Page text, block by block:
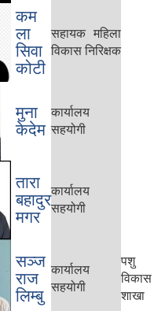
कम
ला
सिवा
कोटी
सहायक महिला
विकास निरिक्षक
मुना
केदेम
कार्यालय
सहयोगी
तारा
बहादुर
मगर
कार्यालय
सहयोगी
सञ्‍ज
राज
लिम्बु
कार्यालय
सहयोगी
पशु
विकास
शाखा